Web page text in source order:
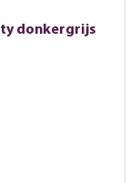
donkergrijs